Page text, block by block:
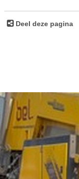
Deel deze pagina